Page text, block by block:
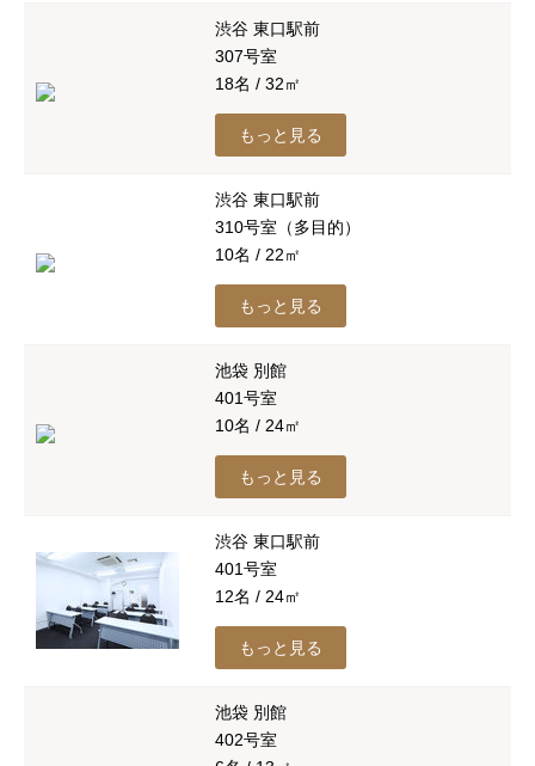
渋谷 東口駅前
307号室
18名 / 32㎡
もっと見る
渋谷 東口駅前
310号室（多目的）
10名 / 22㎡
もっと見る
池袋 別館
401号室
10名 / 24㎡
もっと見る
渋谷 東口駅前
401号室
12名 / 24㎡
もっと見る
池袋 別館
402号室